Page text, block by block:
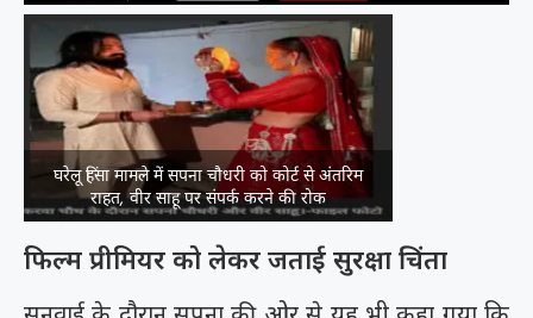
घरेलू हिंसा मामले में सपना चौधरी को कोर्ट से अंतरिम
राहत, वीर साहू पर संपर्क करने की रोक
फिल्म प्रीमियर को लेकर जताई सुरक्षा चिंता